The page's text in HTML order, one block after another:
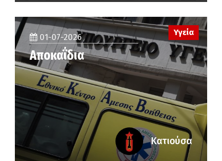
01-07-2026
Αποκαΐδια
Υγεία
Κατιούσα